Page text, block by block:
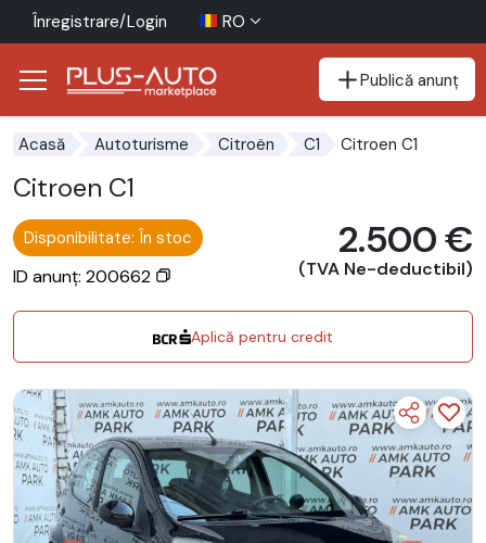
Înregistrare/Login RO
Publică anunț
Acasă Autoturisme Citroën C1 Citroen C1
Citroen C1
Disponibilitate: În stoc
ID anunț: 200662
2.500 €
(TVA Ne-deductibil)
Aplică pentru credit